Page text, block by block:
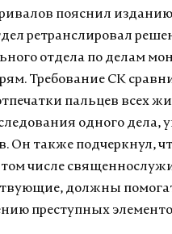
пояснил
ретранслировал
отдела по делам
Требование СК
пальцев всех
одного дела,
Он также подчеркнул,
том числе
должны
преступных